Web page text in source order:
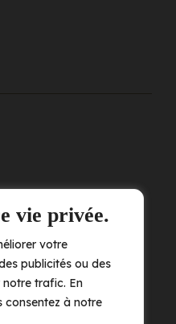
vie privée.
votre
publicités ou des
notre trafic. En
consentez à notre